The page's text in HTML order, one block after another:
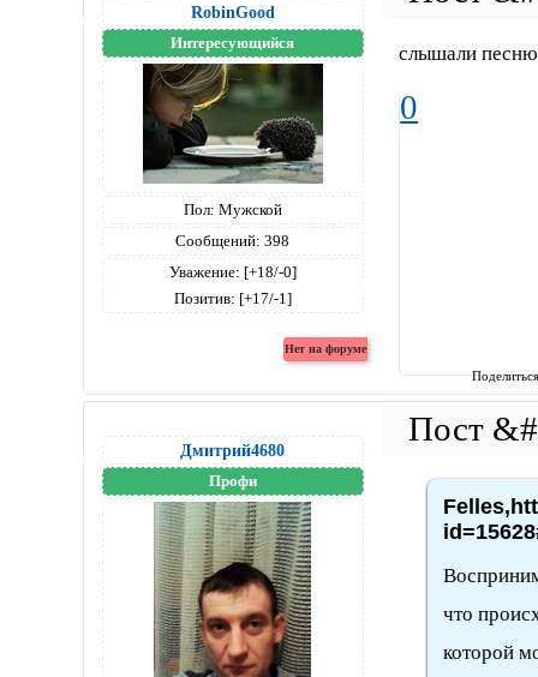
RobinGood
Интересующийся
Пол: Мужской
Сообщений: 398
Уважение: [+18/-0]
Позитив: [+17/-1]
слышали
0
Дмитрий4680
Профи
что
которой